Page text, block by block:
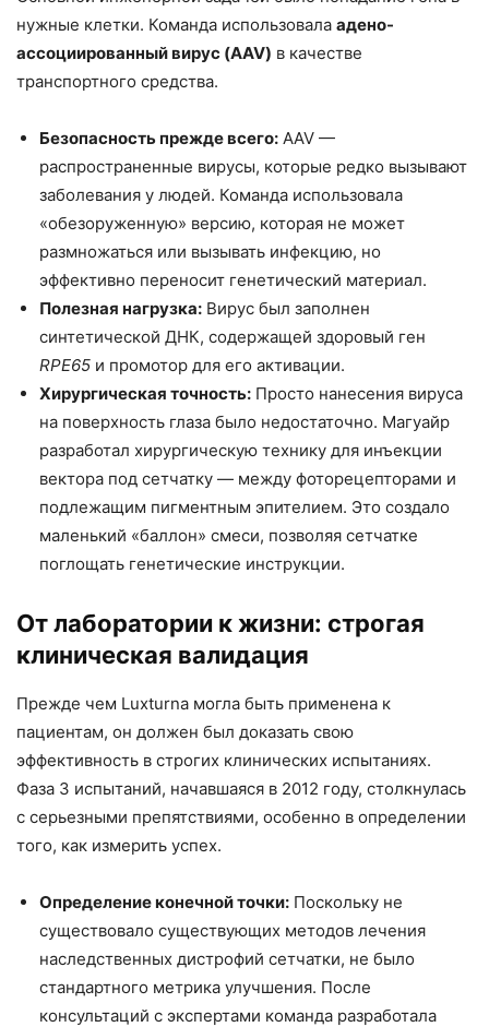
нужные клетки. Команда использовала адено-
ассоциированный вирус (AAV) в качестве
транспортного средства.
Безопасность прежде всего: AAV —
распространенные вирусы, которые редко вызывают
заболевания у людей. Команда использовала
«обезоруженную» версию, которая не может
размножаться или вызывать инфекцию, но
эффективно переносит генетический материал.
Полезная нагрузка: Вирус был заполнен
синтетической ДНК, содержащей здоровый ген
RPE65 и промотор для его активации.
Хирургическая точность: Просто нанесения вируса
на поверхность глаза было недостаточно. Магуайр
разработал хирургическую технику для инъекции
вектора под сетчатку — между фоторецепторами и
подлежащим пигментным эпителием. Это создало
маленький «баллон» смеси, позволяя сетчатке
поглощать генетические инструкции.
От лаборатории к жизни: строгая
клиническая валидация
Прежде чем Luxturna могла быть применена к
пациентам, он должен был доказать свою
эффективность в строгих клинических испытаниях.
Фаза 3 испытаний, начавшаяся в 2012 году, столкнулась
с серьезными препятствиями, особенно в определении
того, как измерить успех.
Определение конечной точки: Поскольку не
существовало существующих методов лечения
наследственных дистрофий сетчатки, не было
стандартного метрика улучшения. После
консультаций с экспертами команда разработала